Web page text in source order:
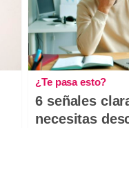
¿Te pasa esto?
6 señales
necesitas